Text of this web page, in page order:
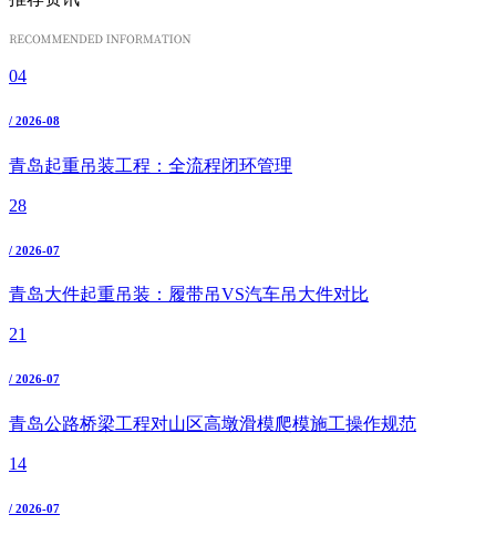
04
/ 2026-08
青岛起重吊装工程：全流程闭环管理
28
/ 2026-07
青岛大件起重吊装：履带吊VS汽车吊大件对比
21
/ 2026-07
青岛公路桥梁工程对山区高墩滑模爬模施工操作规范
14
/ 2026-07